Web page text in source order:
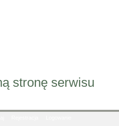
stronę serwisu